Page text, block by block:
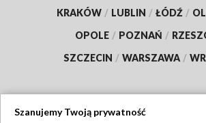
KRAKÓW / LUBLIN / ŁÓDŹ /
OPOLE / POZNAŃ /
SZCZECIN / WARSZAWA /
Szanujemy Twoją prywatność